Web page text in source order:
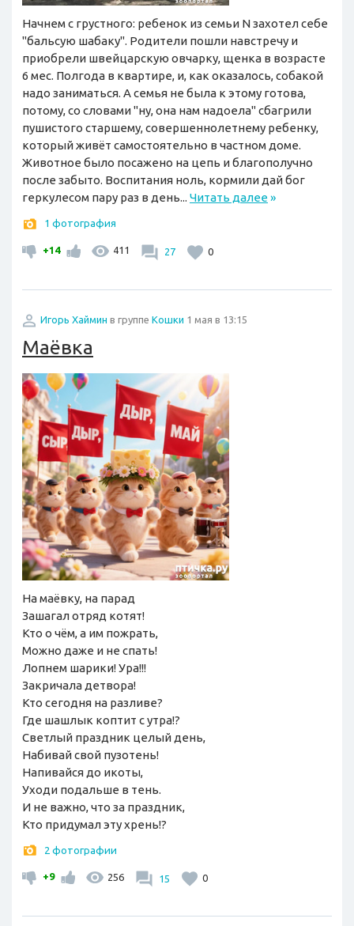
Начнем с грустного: ребенок из семьи N захотел себе
"бальсую шабаку". Родители пошли навстречу и
приобрели швейцарскую овчарку, щенка в возрасте
6 мес. Полгода в квартире, и, как оказалось, собакой
надо заниматься. А семья не была к этому готова,
потому, со словами "ну, она нам надоела" сбагрили
пушистого старшему, совершеннолетнему ребенку,
который живёт самостоятельно в частном доме.
Животное было посажено на цепь и благополучно
после забыто. Воспитания ноль, кормили дай бог
геркулесом пару раз в день... Читать далее»
1 фотография
+14 411 27 0
Игорь Хаймин в группе Кошки 1 мая в 13:15
Маёвка
На маёвку, на парад
Зашагал отряд котят!
Кто о чём, а им пожрать,
Можно даже и не спать!
Лопнем шарики! Ура!!!
Закричала детвора!
Кто сегодня на разливе?
Где шашлык коптит с утра!?
Светлый праздник целый день,
Набивай свой пузотень!
Напивайся до икоты,
Уходи подальше в тень.
И не важно, что за праздник,
Кто придумал эту хрень!?
2 фотографии
+9 256 15 0